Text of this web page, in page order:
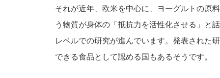
それが近年、欧米を中心に、ヨーグルトの原
う物質が身体の「抵抗力を活性化させる」と
レベルでの研究が進んでいます。発表された
できる食品として認める国もあるそうです。